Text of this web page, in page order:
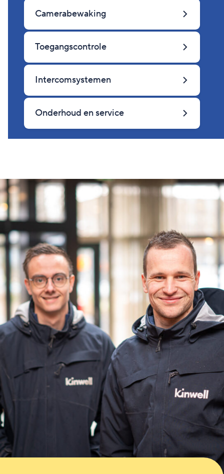
Camerabewaking
Toegangscontrole
Intercomsystemen
Onderhoud en service